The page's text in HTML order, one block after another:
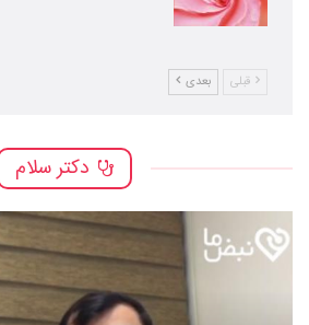
قبلی بعدی
دکتر سلام